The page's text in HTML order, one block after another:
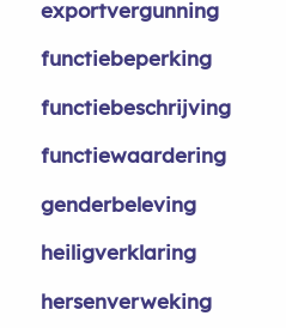
exportvergunning
functiebeperking
functiebeschrijving
functiewaardering
genderbeleving
heiligverklaring
hersenverweking